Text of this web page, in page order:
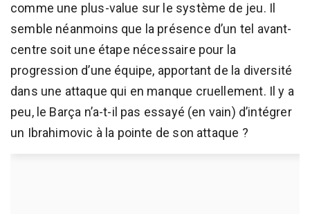
comme une plus-value sur le système de jeu. Il
semble néanmoins que la présence d’un tel avant-
centre soit une étape nécessaire pour la
progression d’une équipe, apportant de la diversité
dans une attaque qui en manque cruellement. Il y a
peu, le Barça n’a-t-il pas essayé (en vain) d’intégrer
un Ibrahimovic à la pointe de son attaque ?